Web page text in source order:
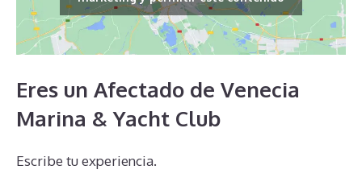
Eres un Afectado de Venecia
Marina & Yacht Club
Escribe tu experiencia.